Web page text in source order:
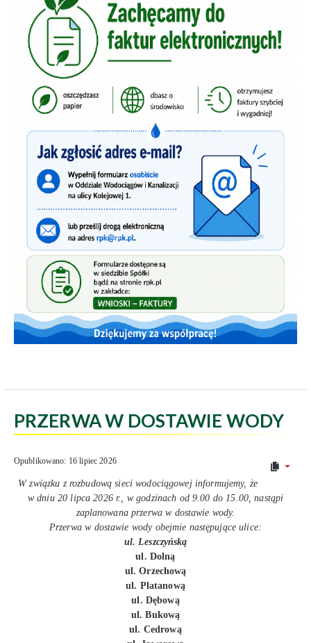
PRZERWA W DOSTAWIE WODY
Opublikowano: 16 lipiec 2026
W związku z rozbudową sieci wodociągowej informujemy, że
w dniu 20 lipca 2026 r., w godzinach od 9.00 do 15.00, nastąpi
zaplanowana przerwa w dostawie wody.
Przerwa w dostawie wody obejmie następujące ulice:
ul. Leszczyńską
ul. Dolną
ul. Orzechową
ul. Platanową
ul. Dębową
ul. Bukową
ul. Cedrową